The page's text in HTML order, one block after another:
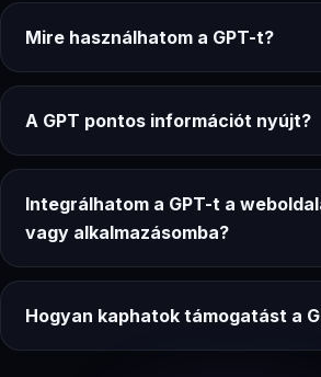
Mire használhatom a GPT-t?
A GPT pontos információt nyújt?
Integrálhatom a GPT-t a
vagy alkalmazásomba?
Hogyan kaphatok támogatást a